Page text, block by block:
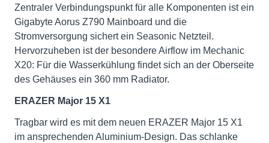
Zentraler Verbindungspunkt für alle Komponenten ist ein
Gigabyte Aorus Z790 Mainboard und die
Stromversorgung sichert ein Seasonic Netzteil.
Hervorzuheben ist der besondere Airflow im Mechanic
X20: Für die Wasserkühlung findet sich an der Oberseite
des Gehäuses ein 360 mm Radiator.
ERAZER Major 15 X1
Tragbar wird es mit dem neuen ERAZER Major 15 X1
im ansprechenden Aluminium-Design. Das schlanke